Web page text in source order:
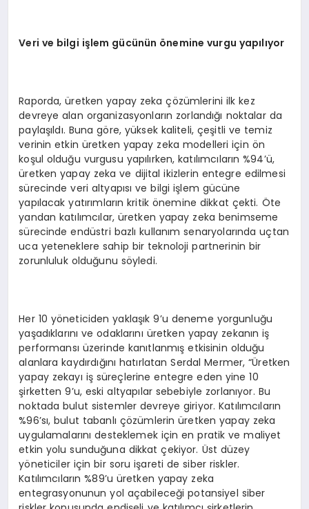
Veri ve bilgi işlem gücünün önemine vurgu yapılıyor
Raporda, üretken yapay zeka çözümlerini ilk kez
devreye alan organizasyonların zorlandığı noktalar da
paylaşıldı. Buna göre, yüksek kaliteli, çeşitli ve temiz
verinin etkin üretken yapay zeka modelleri için ön
koşul olduğu vurgusu yapılırken, katılımcıların %94’ü,
üretken yapay zeka ve dijital ikizlerin entegre edilmesi
sürecinde veri altyapısı ve bilgi işlem gücüne
yapılacak yatırımların kritik önemine dikkat çekti. Öte
yandan katılımcılar, üretken yapay zeka benimseme
sürecinde endüstri bazlı kullanım senaryolarında uçtan
uca yeteneklere sahip bir teknoloji partnerinin bir
zorunluluk olduğunu söyledi.
Her 10 yöneticiden yaklaşık 9’u deneme yorgunluğu
yaşadıklarını ve odaklarını üretken yapay zekanın iş
performansı üzerinde kanıtlanmış etkisinin olduğu
alanlara kaydırdığını hatırlatan Serdal Mermer, “Üretken
yapay zekayı iş süreçlerine entegre eden yine 10
şirketten 9’u, eski altyapılar sebebiyle zorlanıyor. Bu
noktada bulut sistemler devreye giriyor. Katılımcıların
%96’sı, bulut tabanlı çözümlerin üretken yapay zeka
uygulamalarını desteklemek için en pratik ve maliyet
etkin yolu sunduğuna dikkat çekiyor. Üst düzey
yöneticiler için bir soru işareti de siber riskler.
Katılımcıların %89’u üretken yapay zeka
entegrasyonunun yol açabileceği potansiyel siber